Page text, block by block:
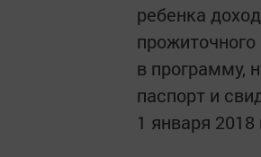
ребенка
в программу,
паспорт и
1 января 2018